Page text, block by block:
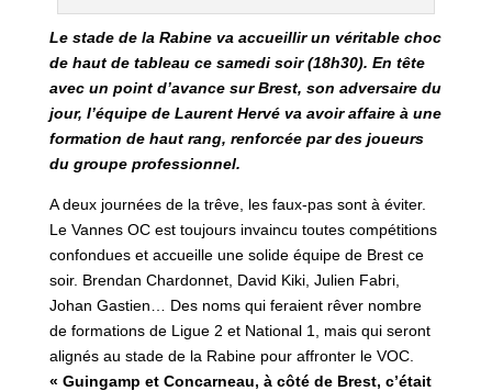
Le stade de la Rabine va accueillir un véritable choc
de haut de tableau ce samedi soir (18h30). En tête
avec un point d’avance sur Brest, son adversaire du
jour, l’équipe de Laurent Hervé va avoir affaire à une
formation de haut rang, renforcée par des joueurs
du groupe professionnel.
A deux journées de la trêve, les faux-pas sont à éviter.
Le Vannes OC est toujours invaincu toutes compétitions
confondues et accueille une solide équipe de Brest ce
soir. Brendan Chardonnet, David Kiki, Julien Fabri,
Johan Gastien… Des noms qui feraient rêver nombre
de formations de Ligue 2 et National 1, mais qui seront
alignés au stade de la Rabine pour affronter le VOC.
« Guingamp et Concarneau, à côté de Brest, c’était